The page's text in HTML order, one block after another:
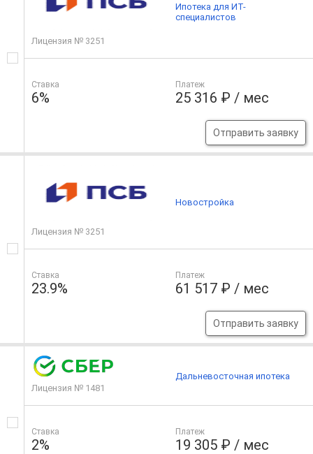
Лицензия № 3251
Ставка
6%
Платеж
25 316 ₽ / мес
Отправить заявку
Ипотека для ИТ-
специалистов
Лицензия № 3251
Ставка
23.9%
Платеж
61 517 ₽ / мес
Отправить заявку
Новостройка
Лицензия № 1481
Ставка
2%
Платеж
19 305 ₽ / мес
Дальневосточная ипотека